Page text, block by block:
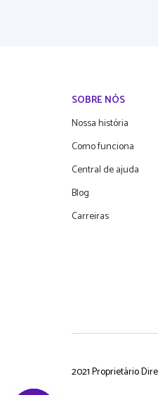
SOBRE NÓS
Nossa história
Como funciona
Central de ajuda
Blog
Carreiras
2021 Proprietário